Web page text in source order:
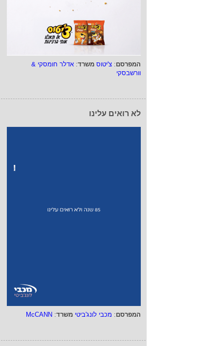
המפרסם: צ'יטוס משרד: אדלר חומסקי &
וורשבסקי
לא רואים עלינו
המפרסם: מכבי לונג'ביטי משרד:
McCANN